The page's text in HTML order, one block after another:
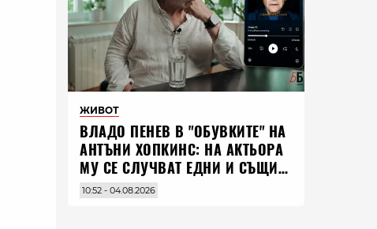
ЖИВОТ
ВЛАДO ПЕНЕВ В "ОБУВКИТЕ" НА
АНТЪНИ ХОПКИНС: НА АКТЬОРА
МУ СЕ СЛУЧВАТ ЕДНИ И СЪЩИ
НЕЩА ПО ЦЕЛИЯ СВЯТ
10:52 - 04.08.2026